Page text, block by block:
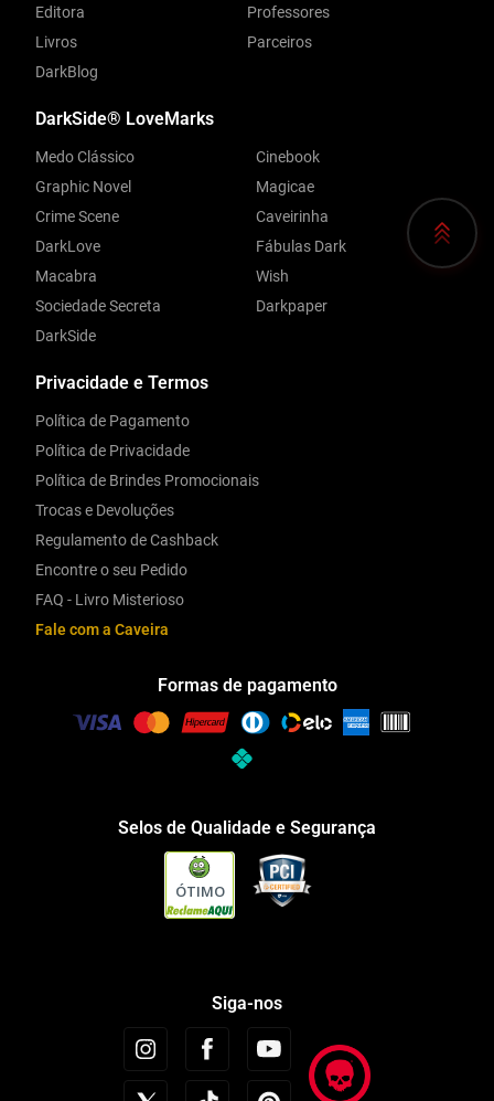
Privacidade e Termos
Política de Pagamento
Política de Privacidade
Política de Brindes Promocionais
Trocas e Devoluções
Regulamento de Cashback
Encontre o seu Pedido
FAQ - Livro Misterioso
Fale com a Caveira
Editora
Livros
DarkBlog
Professores
Parceiros
DarkSide® LoveMarks
Medo Clássico
Graphic Novel
Crime Scene
DarkLove
Macabra
Sociedade Secreta
DarkSide
Cinebook
Magicae
Caveirinha
Fábulas Dark
Wish
Darkpaper
Formas de pagamento
Selos de Qualidade e Segurança
ÓTIMO
Siga-nos